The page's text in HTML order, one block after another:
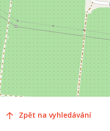
Zpět na vyhledávání